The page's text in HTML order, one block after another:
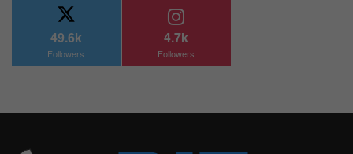
49.6k
Followers
4.7k
Followers